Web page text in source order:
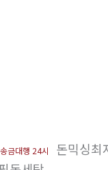
금대행 24시 돈믹싱최